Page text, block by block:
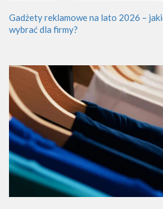
Gadżety reklamowe na lato 2026 –
wybrać dla firmy?